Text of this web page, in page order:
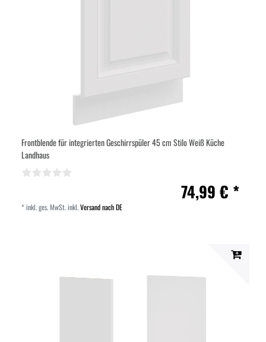
Frontblende für integrierten Geschirrspüler 45 cm Stilo Weiß Küche
Landhaus
74,99 € *
*inkl. ges. MwSt.inkl.Versand nach DE